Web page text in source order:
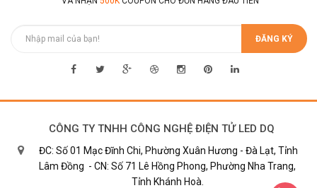
ĐĂNG KÝ
CÔNG TY TNHH CÔNG NGHỆ ĐIỆN TỬ LED DQ
ĐC: Số 01 Mạc Đĩnh Chi, Phường Xuân Hương - Đà Lạt, Tỉnh
Lâm Đồng - CN: Số 71 Lê Hồng Phong, Phường Nha Trang,
Tỉnh Khánh Hoà.